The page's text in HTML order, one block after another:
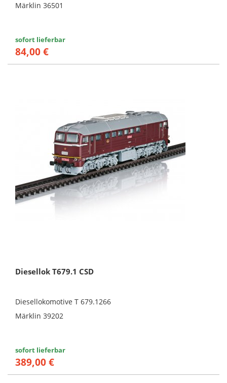
Märklin 36501
sofort lieferbar
84,00 €
Diesellok T679.1 CSD
Diesellokomotive T 679.1266
Märklin 39202
sofort lieferbar
389,00 €